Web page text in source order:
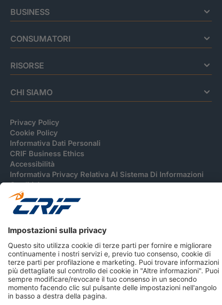
BUSINESS
CONSUMATORI
RISORSE
CHI SIAMO
Privacy Policy
Cookie Policy
Informativa Dati Personali
CRIF Business Ethics
Accessibilità
Informativa Privacy Relativa Al Sistema Di Informazioni
Creditizie
© 2026 CRIF S.p.A. Tutti i diritti riservati.
Via della Beverara, 21 / 40131 Bologna / Italy Cap. Soc.
sottoscritto € 51.941.235,00 di cui versato € 51.806.190,00 |
R.E.A. n° 410952 | Reg. Impr. Bo, C.F. e P.IVA 02083271201
Società soggetta all'attività di direzione e coordinamento di
CRIBIS Holding S.r.l., Società con unico socio